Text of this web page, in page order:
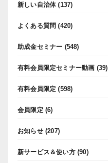
新しい自治体(137)
よくある質問 (420)
助成金セミナー (548)
有料会員限定セミナー動画 (39)
有料会員限定 (598)
会員限定 (6)
お知らせ(207)
新サービス＆使い方(90)